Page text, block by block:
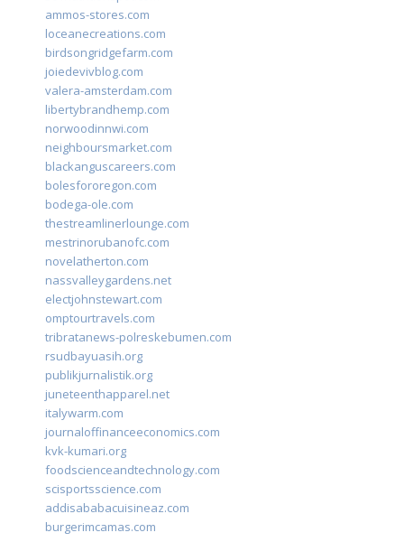
ammos-stores.com
loceanecreations.com
birdsongridgefarm.com
joiedevivblog.com
valera-amsterdam.com
libertybrandhemp.com
norwoodinnwi.com
neighboursmarket.com
blackanguscareers.com
bolesfororegon.com
bodega-ole.com
thestreamlinerlounge.com
mestrinorubanofc.com
novelatherton.com
nassvalleygardens.net
electjohnstewart.com
omptourtravels.com
tribratanews-polreskebumen.com
rsudbayuasih.org
publikjurnalistik.org
juneteenthapparel.net
italywarm.com
journaloffinanceeconomics.com
kvk-kumari.org
foodscienceandtechnology.com
scisportsscience.com
addisababacuisineaz.com
burgerimcamas.com